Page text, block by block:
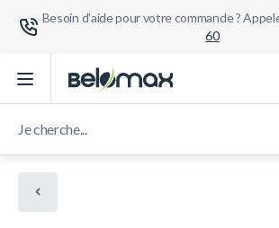
Besoin d'aide pour votre commande ?
60